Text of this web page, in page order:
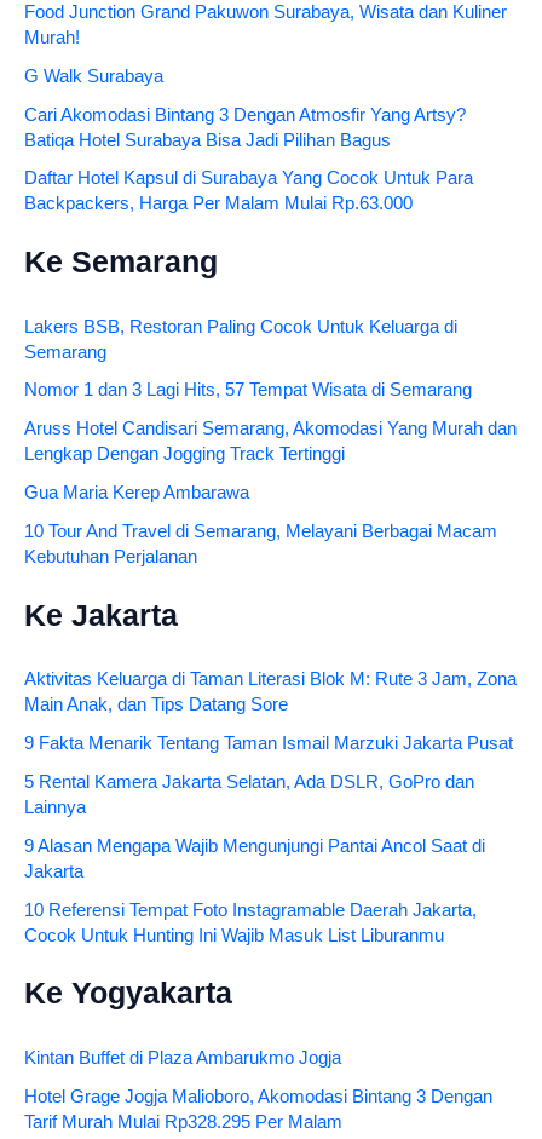
Food Junction Grand Pakuwon Surabaya, Wisata dan Kuliner
Murah!
G Walk Surabaya
Cari Akomodasi Bintang 3 Dengan Atmosfir Yang Artsy?
Batiqa Hotel Surabaya Bisa Jadi Pilihan Bagus
Daftar Hotel Kapsul di Surabaya Yang Cocok Untuk Para
Backpackers, Harga Per Malam Mulai Rp.63.000
Ke Semarang
Lakers BSB, Restoran Paling Cocok Untuk Keluarga di
Semarang
Nomor 1 dan 3 Lagi Hits, 57 Tempat Wisata di Semarang
Aruss Hotel Candisari Semarang, Akomodasi Yang Murah dan
Lengkap Dengan Jogging Track Tertinggi
Gua Maria Kerep Ambarawa
10 Tour And Travel di Semarang, Melayani Berbagai Macam
Kebutuhan Perjalanan
Ke Jakarta
Aktivitas Keluarga di Taman Literasi Blok M: Rute 3 Jam, Zona
Main Anak, dan Tips Datang Sore
9 Fakta Menarik Tentang Taman Ismail Marzuki Jakarta Pusat
5 Rental Kamera Jakarta Selatan, Ada DSLR, GoPro dan
Lainnya
9 Alasan Mengapa Wajib Mengunjungi Pantai Ancol Saat di
Jakarta
10 Referensi Tempat Foto Instagramable Daerah Jakarta,
Cocok Untuk Hunting Ini Wajib Masuk List Liburanmu
Ke Yogyakarta
Kintan Buffet di Plaza Ambarukmo Jogja
Hotel Grage Jogja Malioboro, Akomodasi Bintang 3 Dengan
Tarif Murah Mulai Rp328.295 Per Malam